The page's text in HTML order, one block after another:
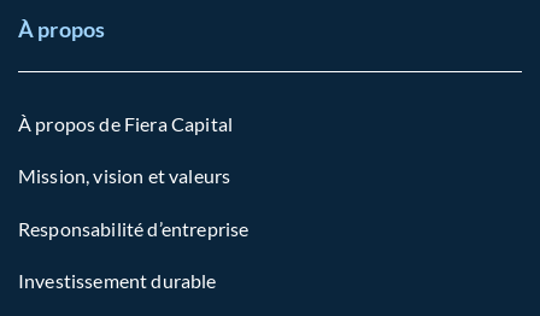
À propos
À propos de Fiera Capital
Mission, vision et valeurs
Responsabilité d’entreprise
Investissement durable